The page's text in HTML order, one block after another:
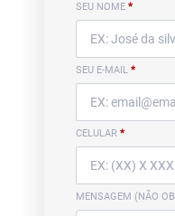
SEU NOME *
SEU E-MAIL *
CELULAR *
MENSAGEM (NÃO